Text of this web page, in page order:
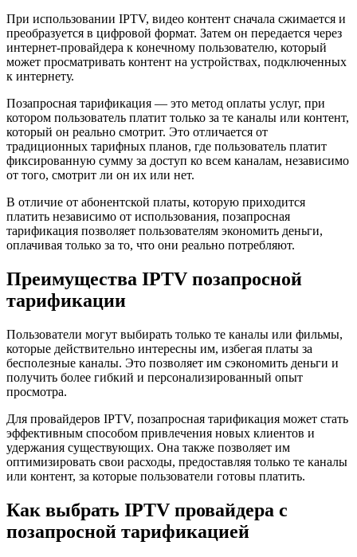
При использовании IPTV, видео контент сначала сжимается и
преобразуется в цифровой формат. Затем он передается через
интернет-провайдера к конечному пользователю, который
может просматривать контент на устройствах, подключенных
к интернету.
Позапросная тарификация — это метод оплаты услуг, при
котором пользователь платит только за те каналы или контент,
который он реально смотрит. Это отличается от
традиционных тарифных планов, где пользователь платит
фиксированную сумму за доступ ко всем каналам, независимо
от того, смотрит ли он их или нет.
В отличие от абонентской платы, которую приходится
платить независимо от использования, позапросная
тарификация позволяет пользователям экономить деньги,
оплачивая только за то, что они реально потребляют.
Преимущества IPTV позапросной
тарификации
Пользователи могут выбирать только те каналы или фильмы,
которые действительно интересны им, избегая платы за
бесполезные каналы. Это позволяет им сэкономить деньги и
получить более гибкий и персонализированный опыт
просмотра.
Для провайдеров IPTV, позапросная тарификация может стать
эффективным способом привлечения новых клиентов и
удержания существующих. Она также позволяет им
оптимизировать свои расходы, предоставляя только те каналы
или контент, за которые пользователи готовы платить.
Как выбрать IPTV провайдера с
позапросной тарификацией